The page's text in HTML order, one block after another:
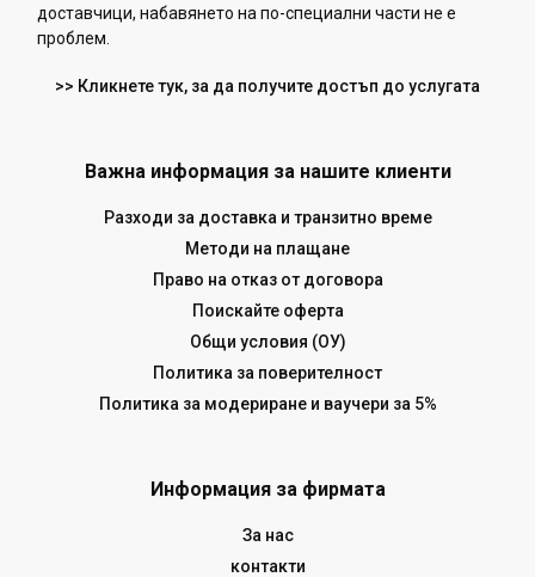
доставчици, набавянето на по-специални части не е
проблем.
>> Кликнете тук, за да получите достъп до услугата
Важна информация за нашите клиенти
Разходи за доставка и транзитно време
Методи на плащане
Право на отказ от договора
Поискайте оферта
Общи условия (ОУ)
Политика за поверителност
Политика за модериране и ваучери за 5%
Информация за фирмата
За нас
контакти